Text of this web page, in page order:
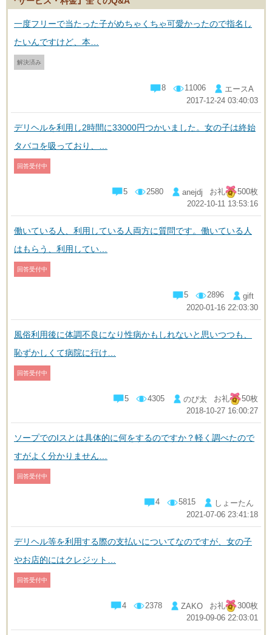
一度フリーで当たった子がめちゃくちゃ可愛かったので指名し
たいんですけど、本…
解決済み
8 11006
エースA
2017-12-24 03:40:03
デリヘルを利用し2時間に33000円つかいました。女の子は終始
タバコを吸っており、…
回答受付中
5 2580 anejdj お礼
500枚
2022-10-11 13:53:16
働いている人、利用している人両方に質問です。働いている人
はもらう、利用してい…
回答受付中
5 2896
gift
2020-01-16 22:03:30
風俗利用後に体調不良になり性病かもしれないと思いつつも、
恥ずかしくて病院に行け…
回答受付中
5 4305 のび太 お礼
50枚
2018-10-27 16:00:27
ソープでのIスとは具体的に何をするのですか？軽く調べたので
すがよく分かりません…
回答受付中
4 5815
しょーたん
2021-07-06 23:41:18
デリヘル等を利用する際の支払いについてなのですが、女の子
やお店的にはクレジット…
回答受付中
4 2378 ZAKO お礼
300枚
2019-09-06 22:03:01